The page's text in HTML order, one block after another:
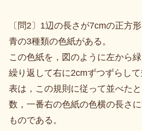
〔問2〕1辺の長さが7cmの正方
青の3種類の色紙がある。
この色紙を，図のように左から
繰り返して右に2cmずつずらして
表は，この規則に従って並べた
数，一番右の色紙の色横の長さ
ものである。